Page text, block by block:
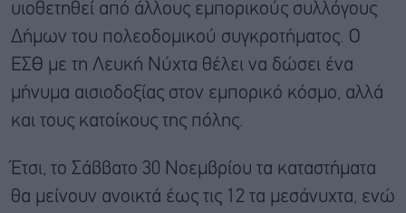
υιοθετηθεί από άλλους εμπορικούς συλλόγους
Δήμων του πολεοδομικού συγκροτήματος. Ο
ΕΣΘ με τη Λευκή Νύχτα θέλει να δώσει ένα
μήνυμα αισιοδοξίας στον εμπορικό κόσμο, αλλά
και τους κατοίκους της πόλης.
Έτσι, το Σάββατο 30 Νοεμβρίου τα καταστήματα
θα μείνουν ανοικτά έως τις 12 τα μεσάνυχτα, ενώ